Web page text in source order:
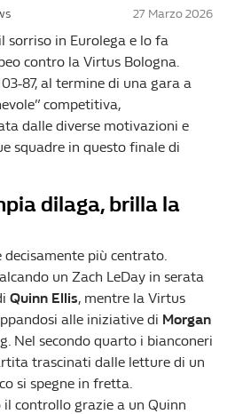
27 Marzo 2026
sorriso in Eurolega e lo fa
contro la Virtus Bologna.
87, al termine di una gara a
competitiva,
dalle diverse motivazioni e
squadre in questo finale di
dilaga, brilla la
decisamente più centrato.
un Zach LeDay in serata
Quinn Ellis, mentre la Virtus
alle iniziative di Morgan
Nel secondo quarto i bianconeri
trascinati dalle letture di un
si spegne in fretta.
il controllo grazie a un Quinn